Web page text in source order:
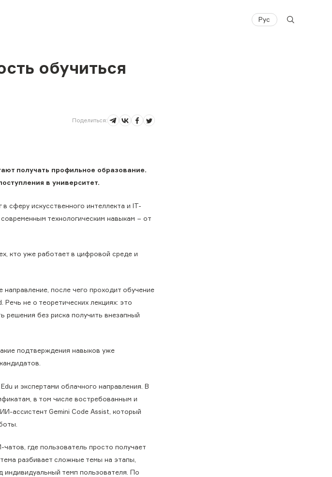
Рус
обучиться
Поделиться:
получать профильное образование.
в университет.
сферу искусственного интеллекта и IT-
технологическим навыкам − от
кто уже работает в цифровой среде и
после чего проходит обучение
не о теоретических лекциях: это
решения без риска получить внезапный
подтверждения навыков уже
и экспертами облачного направления. В
в том числе востребованным и
ассистент Gemini Code Assist, который
где пользователь просто получает
разбивает сложные темы на этапы,
индивидуальный темп пользователя. По